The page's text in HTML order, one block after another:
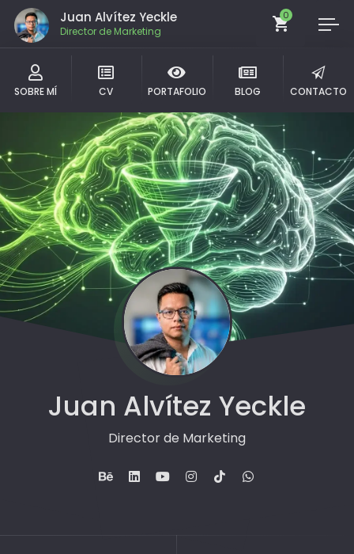
Juan Alvítez Yeckle
Director de Marketing
0
SOBRE MÍ CV PORTAFOLIO BLOG CONTACTO
Juan Alvítez Yeckle
Director de Marketing